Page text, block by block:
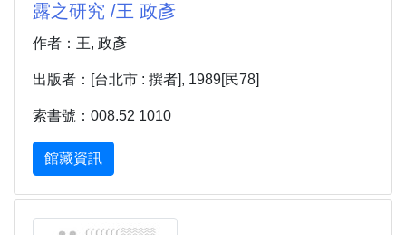
露之研究 /王 政彥
作者：王, 政彥
出版者：[台北市 : 撰者], 1989[民78]
索書號：008.52 1010
館藏資訊